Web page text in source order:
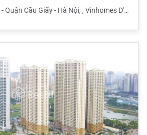
Quận Cầu Giấy - Hà Nội, , Vinhomes D'Capitale - Quận Cầu Giấy - Hà Nội